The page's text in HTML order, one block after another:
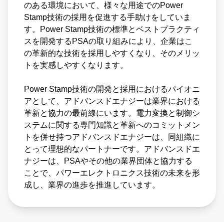
のある環境において、様々な用途でのPower
Stamp技術の採用を促進する手助けをしていま
す。Power Stamp技術の標準とベストプラクティ
スを開発するPSAの取り組みにより、企業はこ
の革新的な技術を採用しやすくなり、そのメリッ
トを実感しやすくなります。
Power Stamp技術の開発と採用におけるパイオニ
アとして、アドバンスドエナジーは業界における
革新と協力の最前線にいます。電力変換と制御シ
ステムに関する専門知識と革新へのコミットメン
トを併せ持つアドバンスドエナジーは、同組織に
とって理想的なパートナーです。アドバンスドエ
ナジーは、PSAやその他の業界団体と協力する
ことで、パワーエレクトロニクス技術の未来を形
成し、業界の進歩を推進しています。